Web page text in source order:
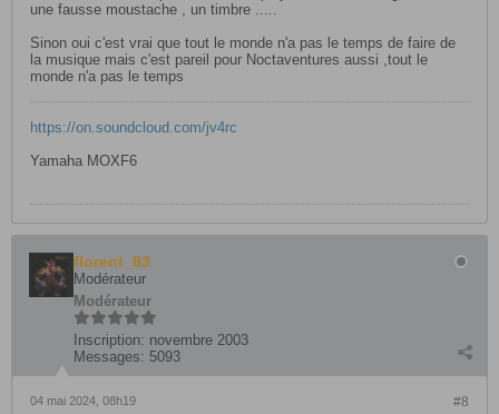
une fausse moustache , un timbre .....
Sinon oui c'est vrai que tout le monde n'a pas le temps de faire de
la musique mais c'est pareil pour Noctaventures aussi ,tout le
monde n'a pas le temps
https://on.soundcloud.com/jv4rc​
Yamaha MOXF6
florent_83
Modérateur
Modérateur
Inscription: novembre 2003
Messages: 5093
#8
04 mai 2024, 08h19